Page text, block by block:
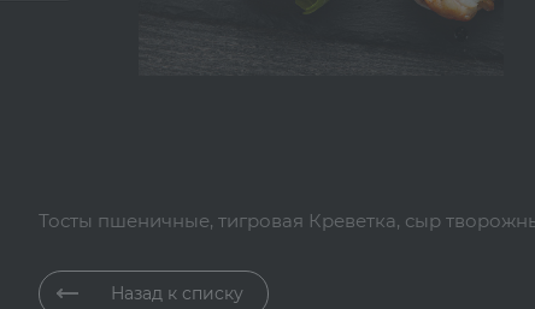
Тосты пшеничные, тигровая Креветка, сыр
Назад к списку